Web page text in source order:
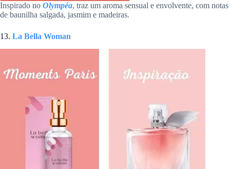
Inspirado no Olympéa, traz um aroma sensual e envolvente, com notas
de baunilha salgada, jasmim e madeiras.
13. La Bella Woman